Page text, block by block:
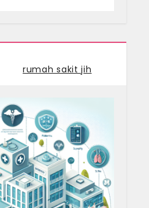
rumah sakit jih